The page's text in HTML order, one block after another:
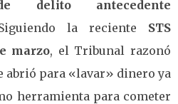
delito antecedente
la reciente STS
marzo, el Tribunal razonó
abrió para «lavar» dinero ya
herramienta para cometer